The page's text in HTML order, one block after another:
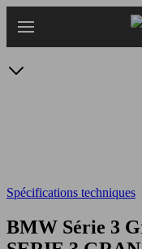
au
Spécifications techniques
BMW Série 3